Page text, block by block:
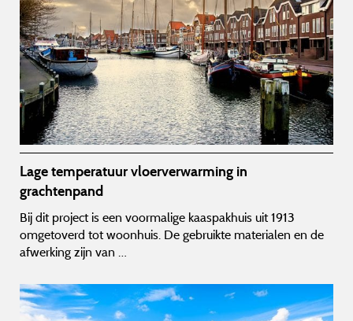
Lage temperatuur vloerverwarming in
grachtenpand
Bij dit project is een voormalige kaaspakhuis uit 1913
omgetoverd tot woonhuis. De gebruikte materialen en de
afwerking zijn van …